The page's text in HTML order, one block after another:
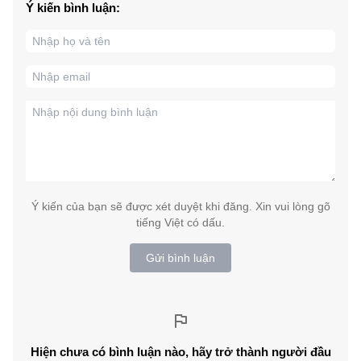
Ý kiến bình luận:
Ý kiến của bạn sẽ được xét duyệt khi đăng. Xin vui lòng gõ
tiếng Việt có dấu.
Gửi bình luận
Hiện chưa có bình luận nào, hãy trở thành người đầu